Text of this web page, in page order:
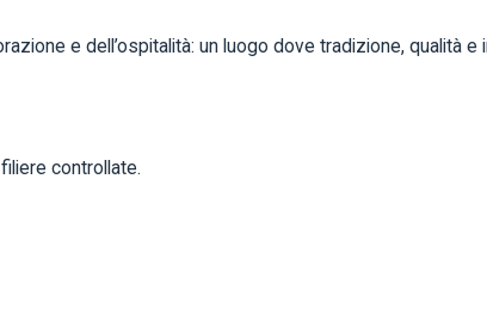
e dell’ospitalità: un luogo dove tradizione, qualità e
controllate.